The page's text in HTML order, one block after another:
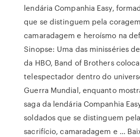
lendária Companhia Easy,
que se distinguem pela
camaradagem e heroísmo na
Sinopse: Uma das minisséries
da HBO, Band of Brothers
telespectador dentro do
Guerra Mundial, enquanto
saga da lendária Companhia
soldados que se distinguem
sacrifício, camaradagem e …